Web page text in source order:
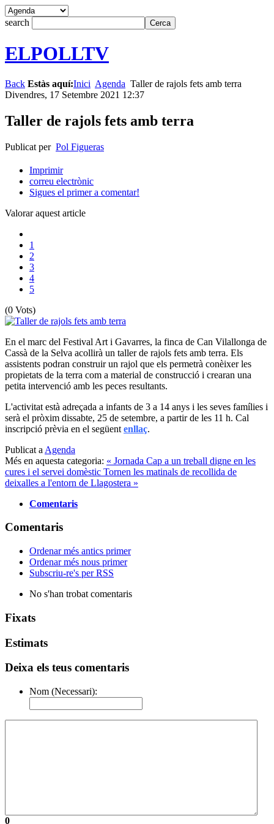
search
ELPOLLTV
Back Estàs aquí:Inici Agenda Taller de rajols fets amb terra
Divendres, 17 Setembre 2021 12:37
Taller de rajols fets amb terra
Publicat per Pol Figueras
Imprimir
correu electrònic
Sigues el primer a comentar!
Valorar aquest article
1
2
3
4
5
(0 Vots)
En el marc del Festival Art i Gavarres, la finca de Can Vilallonga de
Cassà de la Selva acollirà un taller de rajols fets amb terra. Els
assistents podran construir un rajol que els permetrà conèixer les
propietats de la terra com a material de construcció i crearan una
petita intervenció amb les peces resultants.
L'activitat està adreçada a infants de 3 a 14 anys i les seves famílies i
serà el pròxim dissabte, 25 de setembre, a partir de les 11 h. Cal
inscripció prèvia en el següent enllaç.
Publicat a Agenda
Més en aquesta categoria: « Jornada Cap a un treball digne en les
cures i el servei domèstic Tornen les matinals de recollida de
deixalles a l'entorn de Llagostera »
Comentaris
Comentaris
Ordenar més antics primer
Ordenar més nous primer
Subscriu-re's per RSS
No s'han trobat comentaris
Fixats
Estimats
Deixa els teus comentaris
Nom (Necessari):
0